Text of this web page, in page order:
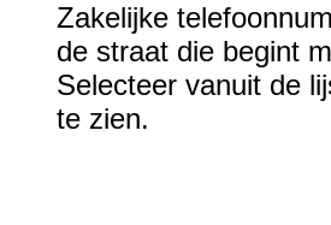
Zakelijke
de straat die begint
Selecteer vanuit de
te zien.